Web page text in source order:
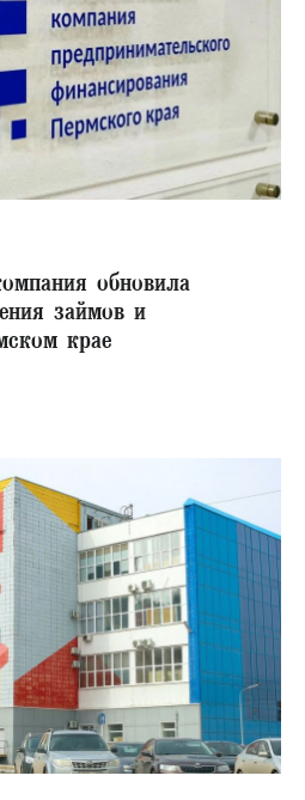
обновила
займов и
крае